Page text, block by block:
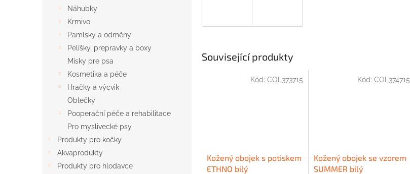
Náhubky
Krmivo
Pamlsky a odměny
Pelíšky, prepravky a boxy
Misky pre psa
Kosmetika a péče
Hračky a výcvik
Oblečky
Pooperační péče a rehabilitace
Pro myslivecké psy
Produkty pro kočky
Akvaprodukty
Produkty pro hlodavce
Související produkty
Kožený obojek s potiskem
ETHNO bílý
Kód: COL373715
Kožený obojek se vzorem
SUMMER bílý
Kód: COL374715